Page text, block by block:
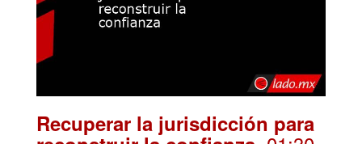
Recuperar la jurisdicción para